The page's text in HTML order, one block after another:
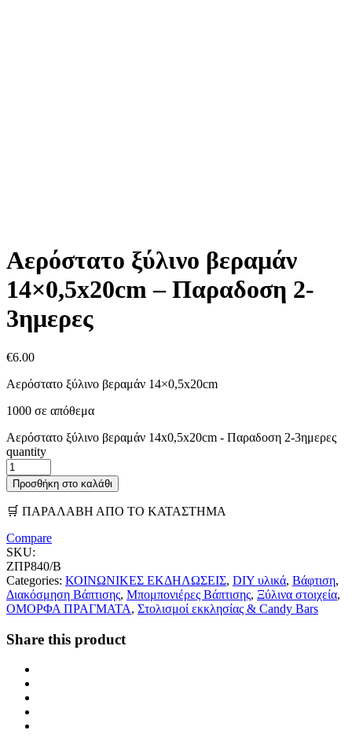
Αερόστατο ξύλινο βεραμάν
14×0,5x20cm – Παραδοση 2-
3ημερες
€6.00
Αερόστατο ξύλινο βεραμάν 14×0,5x20cm
1000 σε απόθεμα
Αερόστατο ξύλινο βεραμάν 14x0,5x20cm - Παραδοση 2-3ημερες
quantity
Προσθήκη στο καλάθι
🛒 ΠΑΡΑΛΑΒΗ ΑΠΟ ΤΟ ΚΑΤΑΣΤΗΜΑ
Compare
SKU:
ΖΠΡ840/Β
Categories: ΚΟΙΝΩΝΙΚΕΣ ΕΚΔΗΛΩΣΕΙΣ, DIY υλικά, Βάφτιση,
Διακόσμηση Βάπτισης, Μπομπονιέρες Βάπτισης, Ξύλινα στοιχεία,
ΟΜΟΡΦΑ ΠΡΑΓΜΑΤΑ, Στολισμοί εκκλησίας & Candy Bars
Share this product